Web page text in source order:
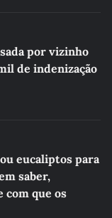
por vizinho
de indenização
eucaliptos para
saber,
que os